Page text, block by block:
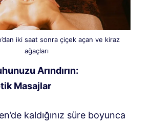
iki saat sonra çiçek açan ve kiraz
ağaçları
Arındırın:
Masajlar
kaldığınız süre boyunca